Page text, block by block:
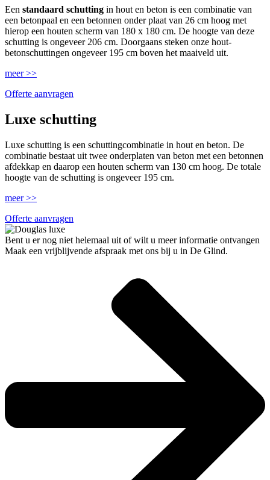
Een standaard schutting in hout en beton is een combinatie van
een betonpaal en een betonnen onder plaat van 26 cm hoog met
hierop een houten scherm van 180 x 180 cm. De hoogte van deze
schutting is ongeveer 206 cm. Doorgaans steken onze hout-
betonschuttingen ongeveer 195 cm boven het maaiveld uit.
meer >>
Offerte aanvragen
Luxe schutting
Luxe schutting is een schuttingcombinatie in hout en beton. De
combinatie bestaat uit twee onderplaten van beton met een betonnen
afdekkap en daarop een houten scherm van 130 cm hoog. De totale
hoogte van de schutting is ongeveer 195 cm.
meer >>
Offerte aanvragen
Bent u er nog niet helemaal uit of wilt u meer informatie ontvangen
Maak een vrijblijvende afspraak met ons bij u in De Glind.